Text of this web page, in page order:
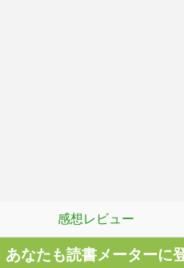
感想レビュー
あなたも読書メーターに